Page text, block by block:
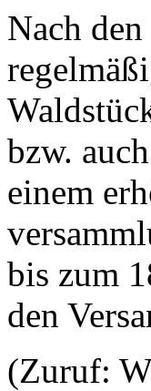
Nach
bzw.
einem
bis zum
den
(Zuruf: